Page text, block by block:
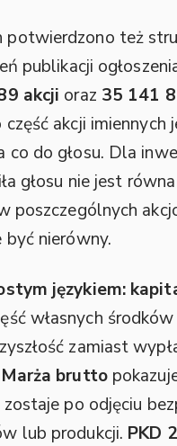
potwierdzono też
publikacji
akcji oraz 35 141
część akcji imiennych
co do głosu. Dla
głosu nie jest
poszczególnych
być nierówny.
językiem:
własnych środków
zamiast
Marża brutto
po odjęciu
lub produkcji. PKD